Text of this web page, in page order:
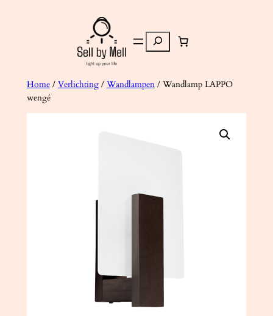
Zoeken
Home/ Verlichting/ Wandlampen/ Wandlamp LAPPO
wengé